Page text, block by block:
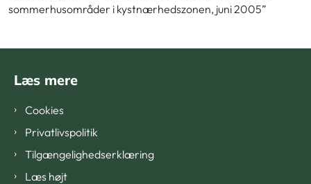
sommerhusområder i kystnærhedszonen, juni 2005”
Læs mere
Cookies
Privatlivspolitik
Tilgængelighedserklæring
Læs højt